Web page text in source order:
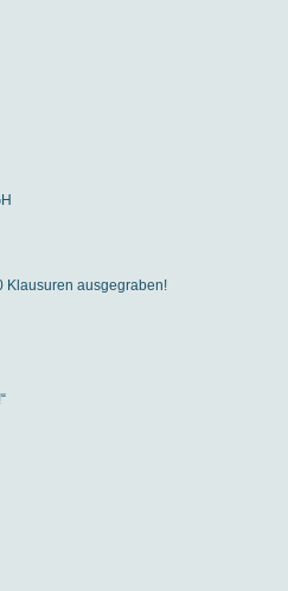
Klausuren ausgegraben!